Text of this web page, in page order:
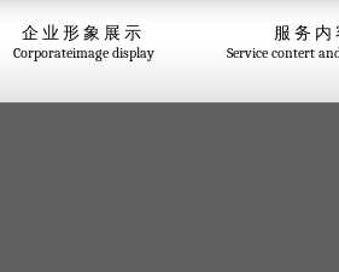
企业形象展示
Corporateimage display
服务内
Service contert